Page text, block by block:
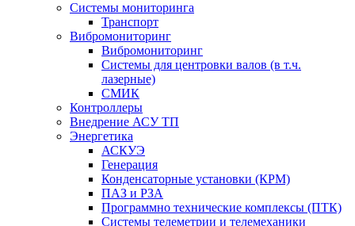
Системы мониторинга
Транспорт
Вибромониторинг
Вибромониторинг
Системы для центровки валов (в т.ч.
лазерные)
СМИК
Контроллеры
Внедрение АСУ ТП
Энергетика
АСКУЭ
Генерация
Конденсаторные установки (КРМ)
ПАЗ и РЗА
Программно технические комплексы (ПТК)
Системы телеметрии и телемеханики